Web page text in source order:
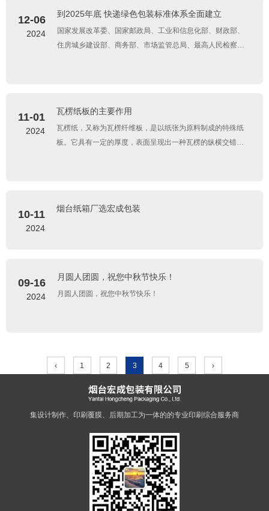
12-06
2024
到2025年底 快递绿色包装标准体系全面建立
国家发展改革委、国家邮政局、工业和信息化部、财政部、
住房城乡建设部、商务部、市场监管总局、最高人民检察院
11-01
2024
瓦楞纸板的主要作用
瓦楞纸，又称为瓦楞纤维板，是以纸张为原料制成的特殊纸
板。它具有一定的厚度，表面呈现出一种瓦楞的纵横交错纹
10-11
2024
烟台纸箱厂选宏成包装
09-16
2024
月圆人团圆，祝您中秋节快乐！
月圆人团圆，祝您中秋节快乐！
‹ 1 2 3 4 5 ›
专注于超硬工具制造，致力于好口碑品质
集设计制作、印刷覆膜、后期加工为一体的的专业印刷综合服务商